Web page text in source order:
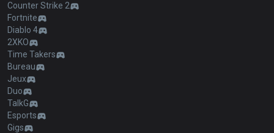
Counter Strike 2
Fortnite
Diablo 4
2XKO
Time Takers
Bureau
Jeux
Duo
TalkG
Esports
Gigs